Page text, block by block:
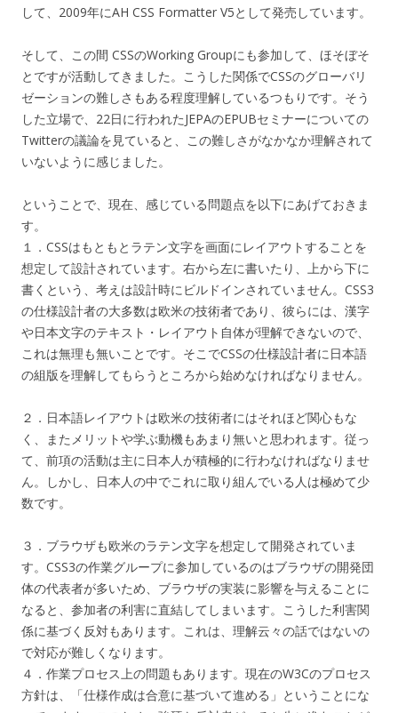
して、2009年にAH CSS Formatter V5として発売しています。
そして、この間 CSSのWorking Groupにも参加して、ほそぼそ
とですが活動してきました。こうした関係でCSSのグローバリ
ゼーションの難しさもある程度理解しているつもりです。そう
した立場で、22日に行われたJEPAのEPUBセミナーについての
Twitterの議論を見ていると、この難しさがなかなか理解されて
いないように感じました。
ということで、現在、感じている問題点を以下にあげておきま
す。
１．CSSはもともとラテン文字を画面にレイアウトすることを
想定して設計されています。右から左に書いたり、上から下に
書くという、考えは設計時にビルドインされていません。CSS3
の仕様設計者の大多数は欧米の技術者であり、彼らには、漢字
や日本文字のテキスト・レイアウト自体が理解できないので、
これは無理も無いことです。そこでCSSの仕様設計者に日本語
の組版を理解してもらうところから始めなければなりません。
２．日本語レイアウトは欧米の技術者にはそれほど関心もな
く、またメリットや学ぶ動機もあまり無いと思われます。従っ
て、前項の活動は主に日本人が積極的に行わなければなりませ
ん。しかし、日本人の中でこれに取り組んでいる人は極めて少
数です。
３．ブラウザも欧米のラテン文字を想定して開発されていま
す。CSS3の作業グループに参加しているのはブラウザの開発団
体の代表者が多いため、ブラウザの実装に影響を与えることに
なると、参加者の利害に直結してしまいます。こうした利害関
係に基づく反対もあります。これは、理解云々の話ではないの
で対応が難しくなります。
４．作業プロセス上の問題もあります。現在のW3Cのプロセス
方針は、「仕様作成は合意に基づいて進める」ということにな